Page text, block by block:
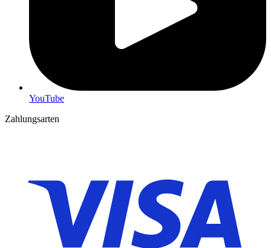
YouTube
Zahlungsarten